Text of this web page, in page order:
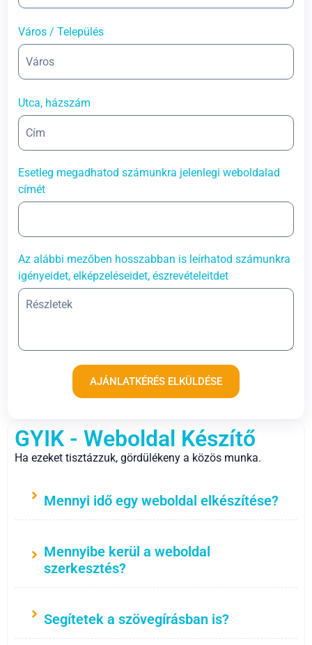
GYIK - Weboldal Készítő
Ha ezeket tisztázzuk, gördülékeny a közös munka.
Mennyi idő egy weboldal elkészítése?
Mennyibe kerül a weboldal
szerkesztés?
Segítetek a szövegírásban is?
Város / Település
Utca, házszám
Esetleg megadhatod számunkra jelenlegi weboldalad
címét
Az alábbi mezőben hosszabban is leírhatod számunkra
igényeidet, elképzeléseidet, észrevételeitdet
AJÁNLATKÉRÉS ELKÜLDÉSE